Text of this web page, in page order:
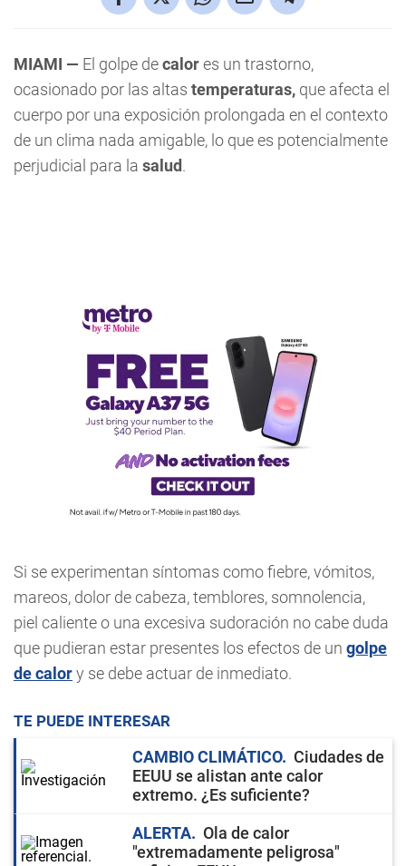
MIAMI — El golpe decalores un trastorno,
ocasionado por las altas temperaturas, que afecta el
cuerpo por una exposición prolongada en el contexto
de un clima nada amigable, lo que es potencialmente
perjudicial para la salud.
Si se experimentan síntomas como fiebre, vómitos,
mareos, dolor de cabeza, temblores, somnolencia,
piel caliente o una excesiva sudoración no cabe duda
que pudieran estar presentes los efectos de un golpe
de calory se debe actuar de inmediato.
TE PUEDE INTERESAR
CAMBIO CLIMÁTICO
Ciudades de
EEUU se alistan ante calor
extremo. ¿Es suficiente?
ALERTA
Ola de calor
"extremadamente peligrosa"